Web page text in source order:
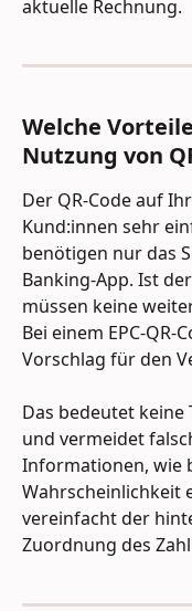
aktuelle Rechnung.
Welche
Nutzung von
Der QR-Code auf
Kund:innen sehr
benötigen nur das
Banking-App. Ist
müssen keine
Bei einem EPC-QR-
Vorschlag für den
Das bedeutet
und vermeidet
Informationen, wie
Wahrscheinlichkeit
vereinfacht der
Zuordnung des